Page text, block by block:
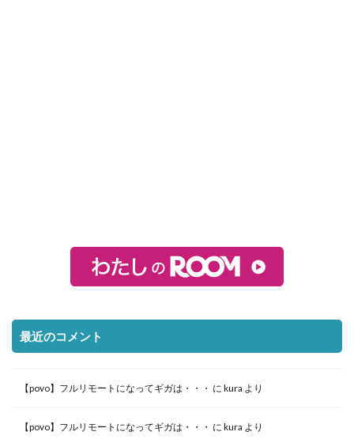
最近のコメント
【povo】フルリモートになってギガは・・・ に kura より
【povo】フルリモートになってギガは・・・ に kura より